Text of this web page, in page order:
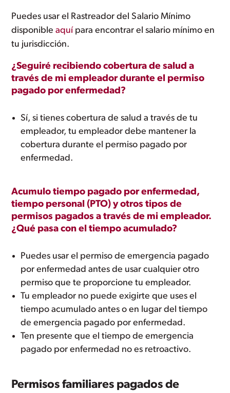
Puedes usar el Rastreador del Salario Mínimo
disponibleaquí para encontrar el salario mínimo en
tu jurisdicción.
¿Seguiré recibiendo cobertura de salud a
través de mi empleador durante el permiso
pagado por enfermedad?
Sí, si tienes cobertura de salud a través de tu
empleador, tu empleador debe mantener la
cobertura durante el permiso pagado por
enfermedad.
Acumulo tiempo pagado por enfermedad,
tiempo personal (PTO) y otros tipos de
permisos pagados a través de mi empleador.
¿Qué pasa con el tiempo acumulado?
Puedes usar el permiso de emergencia pagado
por enfermedad antes de usar cualquier otro
permiso que te proporcione tu empleador.
Tu empleador no puede exigirte que uses el
tiempo acumulado antes o en lugar del tiempo
de emergencia pagado por enfermedad.
Ten presente que el tiempo de emergencia
pagado por enfermedad no es retroactivo.
Permisos familiares pagados de